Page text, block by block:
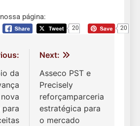
página:
20 20
da
Next:
Asseco PST e
Precisely
reforçamparceria
estratégica para
o mercado